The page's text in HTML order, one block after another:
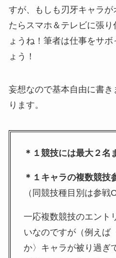
すが、もしも刃牙キャラが
たらスマホ＆テレビに張
ょうね！筆者は仕事をサ
ょう！
妄想なので基本自由に書
ります。
＊１競技には最大２名
＊１キャラの複数競技
（同競技種目別は参戦
一応複数競技のエント
いなのですが（例えば
か〉キャラが被り過ぎ